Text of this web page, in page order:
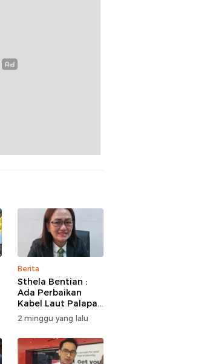
Berita
Sthela Bentian :
Ada Perbaikan
Kabel Laut Palapa
Ring, Jaringan
Internet di Talaud,
Sangihe, dan Sitaro
Terganggu
Sementara
2 minggu yang lalu